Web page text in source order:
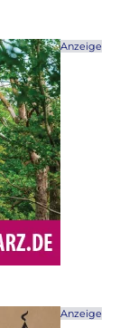
Anzeige
Anzeige